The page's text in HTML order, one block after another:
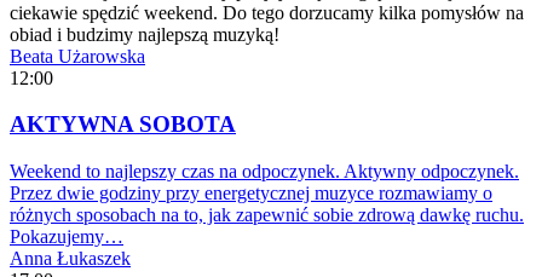
ciekawie spędzić weekend. Do tego dorzucamy kilka pomysłów na
obiad i budzimy najlepszą muzyką!
Beata Użarowska
12:00
AKTYWNA SOBOTA
Weekend to najlepszy czas na odpoczynek. Aktywny odpoczynek.
Przez dwie godziny przy energetycznej muzyce rozmawiamy o
różnych sposobach na to, jak zapewnić sobie zdrową dawkę ruchu.
Pokazujemy…
Anna Łukaszek